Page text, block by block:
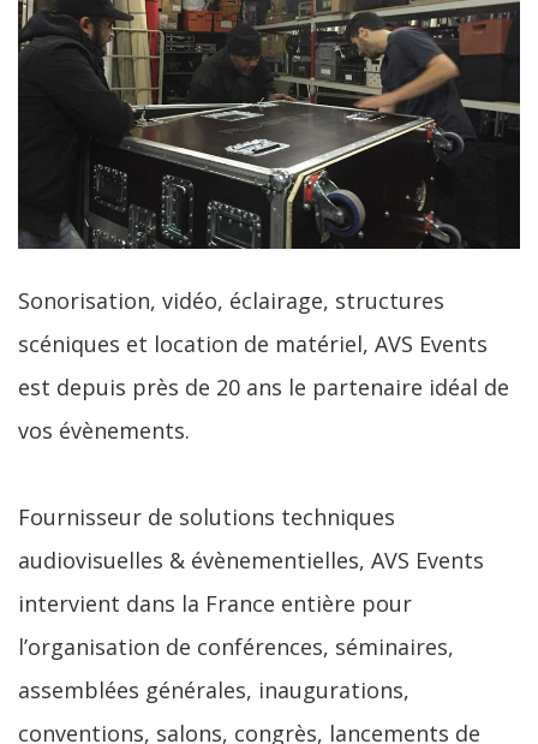
Sonorisation, vidéo, éclairage, structures
scéniques et location de matériel, AVS Events
est depuis près de 20 ans le partenaire idéal de
vos évènements.
Fournisseur de solutions techniques
audiovisuelles & évènementielles, AVS Events
intervient dans la France entière pour
l’organisation de conférences, séminaires,
assemblées générales, inaugurations,
conventions, salons, congrès, lancements de